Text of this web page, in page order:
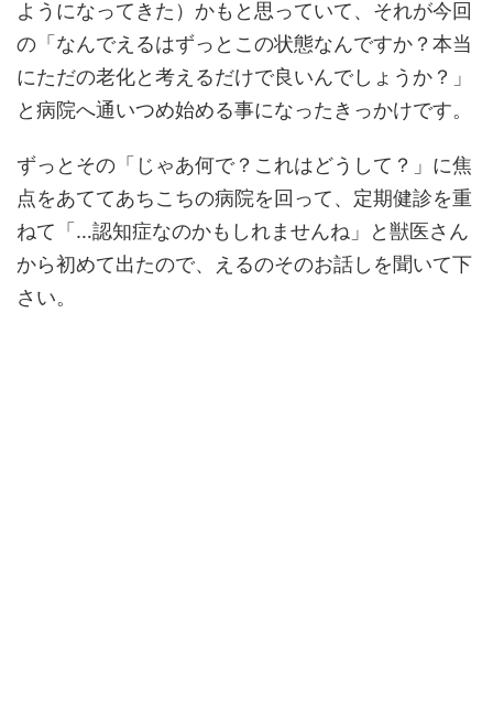
ようになってきた）かもと思っていて、それが今回
の「なんでえるはずっとこの状態なんですか？本当
にただの老化と考えるだけで良いんでしょうか？」
と病院へ通いつめ始める事になったきっかけです。
ずっとその「じゃあ何で？これはどうして？」に焦
点をあててあちこちの病院を回って、定期健診を重
ねて「…認知症なのかもしれませんね」と獣医さん
から初めて出たので、えるのそのお話しを聞いて下
さい。